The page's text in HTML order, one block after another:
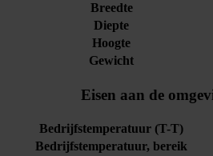
Breedte
Diepte
Hoogte
Gewicht
Eisen aan de
Bedrijfstemperatuur (T-T)
Bedrijfstemperatuur, bereik